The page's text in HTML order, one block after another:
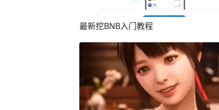
最新挖BNB入门教程